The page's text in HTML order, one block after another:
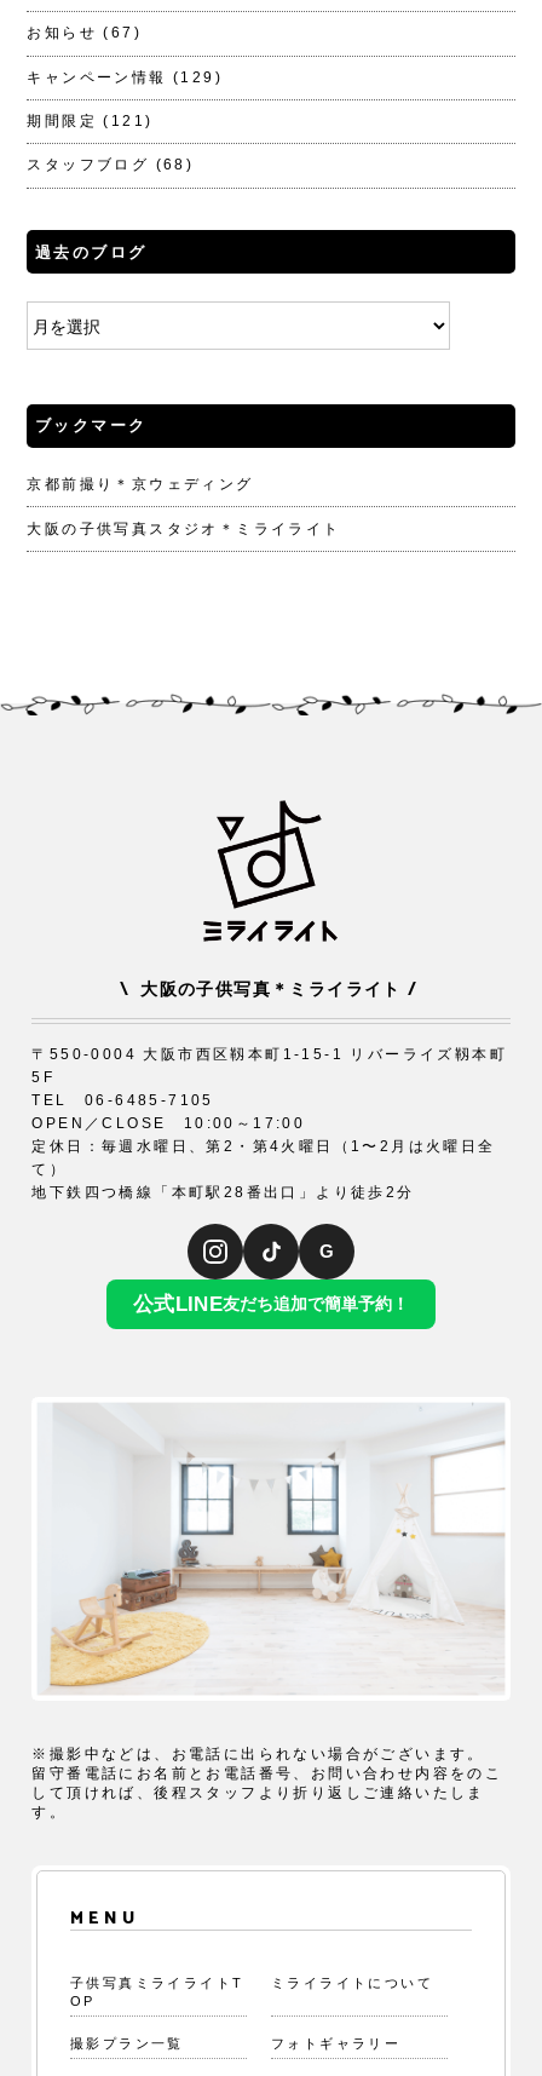
お知らせ (67)
キャンペーン情報 (129)
期間限定 (121)
スタッフブログ (68)
過去のブログ
ブックマーク
京都前撮り＊京ウェディング
大阪の子供写真スタジオ＊ミライライト
\ 大阪の子供写真＊ミライライト/
〒550-0004 大阪市西区靱本町1-15-1 リバーライズ靱本町
5F
TEL 06-6485-7105
OPEN／CLOSE 10:00～17:00
定休日：毎週水曜日、第2・第4火曜日（1〜2月は火曜日全
て）
地下鉄四つ橋線「本町駅28番出口」より徒歩2分
G
公式LINE友だち追加で簡単予約！
※撮影中などは、お電話に出られない場合がございます。
留守番電話にお名前とお電話番号、お問い合わせ内容をのこ
して頂ければ、後程スタッフより折り返しご連絡いたしま
す。
MENU
子供写真ミライライトT
OP
ミライライトについて
撮影プラン一覧 フォトギャラリー